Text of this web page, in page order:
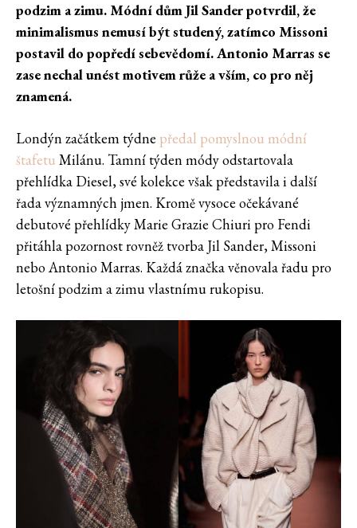
podzim a zimu. Módní dům Jil Sander potvrdil, že
minimalismus nemusí být studený, zatímco Missoni
postavil do popředí sebevědomí. Antonio Marras se
zase nechal unést motivem růže a vším, co pro něj
znamená.
Londýn začátkem týdne předal pomyslnou módní
štafetu Milánu. Tamní týden módy odstartovala
přehlídka Diesel, své kolekce však představila i další
řada významných jmen. Kromě vysoce očekávané
debutové přehlídky Marie Grazie Chiuri pro Fendi
přitáhla pozornost rovněž tvorba Jil Sander, Missoni
nebo Antonio Marras. Každá značka věnovala řadu pro
letošní podzim a zimu vlastnímu rukopisu.